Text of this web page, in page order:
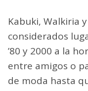
Kabuki, Walkiria
considerados
’80 y 2000 a la
entre amigos o
de moda hasta